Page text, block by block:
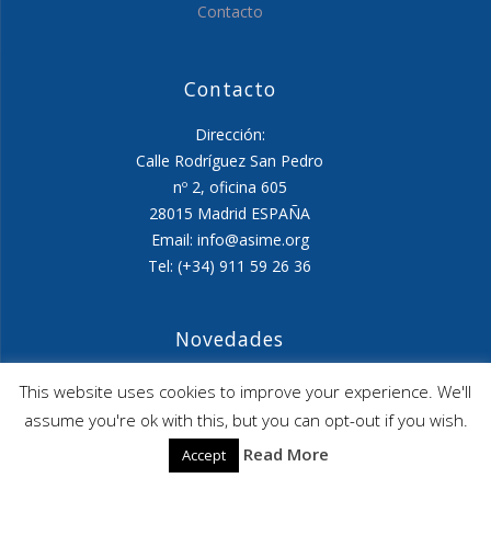
Contacto
Contacto
Dirección:
Calle Rodríguez San Pedro
nº 2, oficina 605
28015 Madrid ESPAÑA
Email: info@asime.org
Tel: (+34) 911 59 26 36
Novedades
Agenda ASIME-Ultimo trimestre 2026
ASIME celebrará en diciembre una nueva edición de
sus jornadas
This website uses cookies to improve your experience. We'll
assume you're ok with this, but you can opt-out if you wish.
Accept Read More